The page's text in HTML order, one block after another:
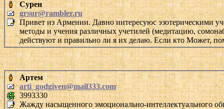
Сурен
grsur@rambler.ru
Привет из Армении. Давно интересуюс
методы и учения различных учетилей (медитацию,
действуют и правильно ли я их делаю. Если кто Может,
Артем
arti_godgiven@mail333.com
3993330
Жажду насыщенного эмоционально-интеллектуального